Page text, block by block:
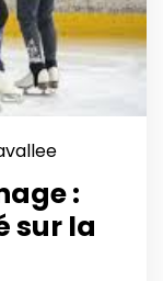
:
sur la